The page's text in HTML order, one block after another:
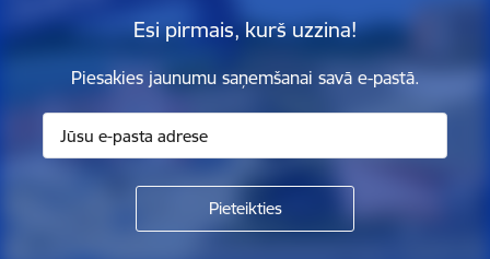
Esi pirmais, kurš uzzina!
Piesakies jaunumu saņemšanai savā e-pastā.